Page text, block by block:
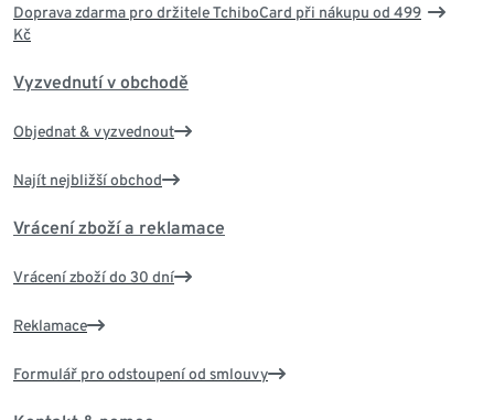
Doprava zdarma pro držitele TchiboCard při nákupu od 499
Kč
Vyzvednutí v obchodě
Objednat & vyzvednout
Najít nejbližší obchod
Vrácení zboží a reklamace
Vrácení zboží do 30 dní
Reklamace
Formulář pro odstoupení od smlouvy